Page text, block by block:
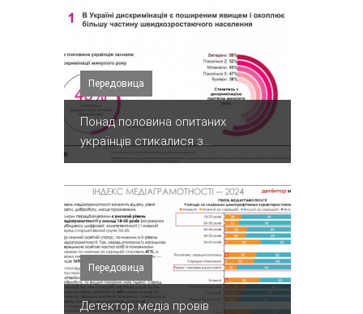
Передовица
Понад половина опитаних
українців стикалися з...
Передовица
Детектор медіа провів